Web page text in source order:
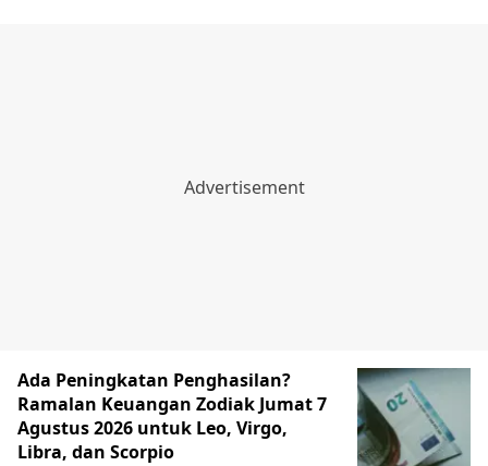
Ada Peningkatan Penghasilan?
Ramalan Keuangan Zodiak Jumat 7
Agustus 2026 untuk Leo, Virgo,
Libra, dan Scorpio